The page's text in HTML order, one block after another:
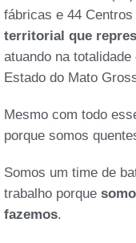
fábricas e 44
territorial que
atuando na
Estado do Mato
Mesmo com todo
porque somos
Somos um time de
trabalho porque
fazemos.